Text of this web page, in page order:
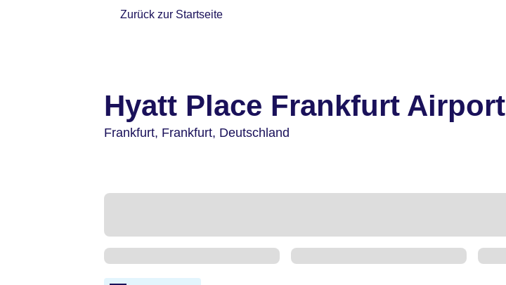
Zurück zur Startseite
Hyatt Place Frankfurt Airport
Frankfurt, Frankfurt, Deutschland